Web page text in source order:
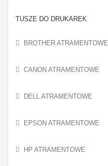
TUSZE DO DRUKAREK
BROTHER ATRAMENTOWE
CANON ATRAMENTOWE
DELL ATRAMENTOWE
EPSON ATRAMENTOWE
HP ATRAMENTOWE